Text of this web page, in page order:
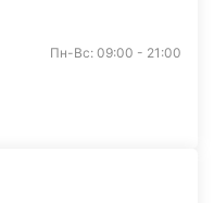
Пн-Вс: 09:00 - 21:00